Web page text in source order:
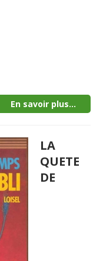
En savoir plus...
LA
QUETE
DE